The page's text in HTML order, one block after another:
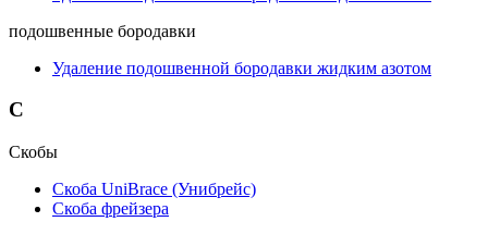
подошвенные бородавки
Удаление подошвенной бородавки жидким азотом
С
Скобы
Скоба UniBrace (Унибрейс)
Скоба фрейзера